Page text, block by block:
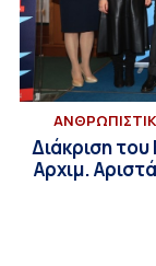
Διάκριση
Aρχιμ.